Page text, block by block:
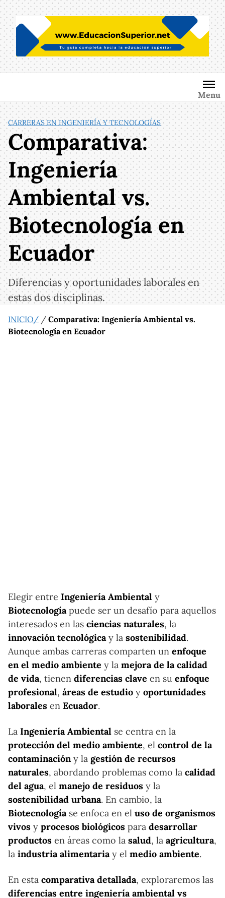
Saltar
al
contenido
Menu
CARRERAS EN INGENIERÍA Y TECNOLOGÍAS
Comparativa:
Ingeniería
Ambiental vs.
Biotecnología en
Ecuador
Diferencias y oportunidades laborales en
estas dos disciplinas.
INICIO/ / Comparativa: Ingeniería Ambiental vs.
Biotecnología en Ecuador
Elegir entre Ingeniería Ambiental y
Biotecnologíapuede ser un desafío para aquellos
interesados en las ciencias naturales, la
innovación tecnológicay la sostenibilidad.
Aunque ambas carreras comparten un enfoque
en el medio ambiente y la mejora de la calidad
de vida, tienen diferencias clave en su enfoque
profesional, áreas de estudio y oportunidades
laborales en Ecuador.
La Ingeniería Ambiental se centra en la
protección del medio ambiente, el control de la
contaminacióny la gestión de recursos
naturales, abordando problemas como la calidad
del agua, el manejo de residuos y la
sostenibilidad urbana. En cambio, la
Biotecnologíase enfoca en el uso de organismos
vivos y procesos biológicos para desarrollar
productos en áreas como la salud, la agricultura,
la industria alimentariay el medio ambiente.
En esta comparativa detallada, exploraremos las
diferencias entre ingeniería ambiental vs